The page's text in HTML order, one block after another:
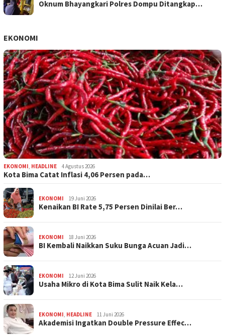
Oknum Bhayangkari Polres Dompu Ditangkap…
EKONOMI
EKONOMI, HEADLINE 4 Agustus 2026
Kota Bima Catat Inflasi 4,06 Persen pada…
EKONOMI 19 Juni 2026
Kenaikan BI Rate 5,75 Persen Dinilai Ber…
EKONOMI 18 Juni 2026
BI Kembali Naikkan Suku Bunga Acuan Jadi…
EKONOMI 12 Juni 2026
Usaha Mikro di Kota Bima Sulit Naik Kela…
EKONOMI, HEADLINE 11 Juni 2026
Akademisi Ingatkan Double Pressure Effec…